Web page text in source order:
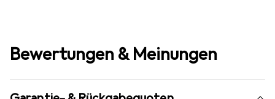
Bewertungen & Meinungen